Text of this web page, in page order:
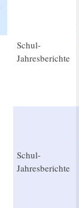
Schul-
Jahresberichte
Schul-
Jahresberichte